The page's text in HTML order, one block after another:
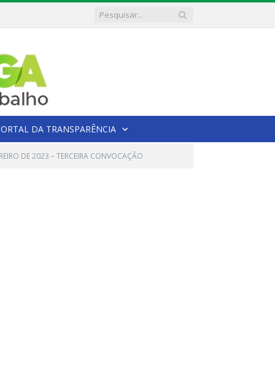
DA TRANSPARÊNCIA
DE 2023 – TERCEIRA CONVOCAÇÃO